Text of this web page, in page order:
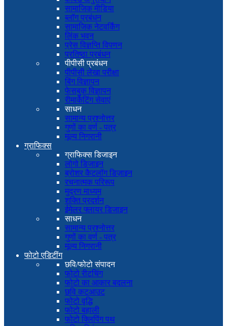
सामाजिक मीडिया
ब्लॉग प्रबंधन
सामाजिक नेटवर्किंग
लिंक भवन
प्रेस विज्ञप्ति विपणन
प्रतिष्ठा प्रबंधन
पीपीसी प्रबंधन
पीपीसी लेखा परीक्षा
बिंग विज्ञापन
फेसबुक विज्ञापन
रीमार्केटिंग सेवाएं
साधन
सामान्य प्रश्नोत्तर
गुणों का वर्ण - पत्र
मूल्य निगरानी
ग्राफिक्स
ग्राफिक्स डिजाइन
लोगो डिजाइन
ब्रोशर कैटलॉग डिज़ाइन
रचनात्मक परिरूप
मुद्रण माध्यम
शक्ति प्रदर्शन
ईमेलर फ्लायर डिजाइन
साधन
सामान्य प्रश्नोत्तर
गुणों का वर्ण - पत्र
मूल्य निगरानी
फोटो एडिटींग
छवि/फोटो संपादन
फोटो रीटचिंग
फोटो का आकार बदलना
छवि कटआउट
फोटो वृद्धि
फोटो बहाली
फोटो क्लिपिंग पथ